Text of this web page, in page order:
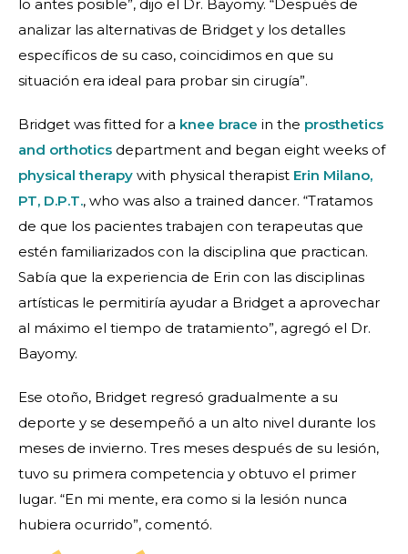
lo antes posible”, dijo el Dr. Bayomy. “Después de
analizar las alternativas de Bridget y los detalles
específicos de su caso, coincidimos en que su
situación era ideal para probar sin cirugía”.
Bridget was fitted for a knee brace in the prosthetics
and orthotics department and began eight weeks of
physical therapy with physical therapist Erin Milano,
PT, D.P.T., who was also a trained dancer. “Tratamos
de que los pacientes trabajen con terapeutas que
estén familiarizados con la disciplina que practican.
Sabía que la experiencia de Erin con las disciplinas
artísticas le permitiría ayudar a Bridget a aprovechar
al máximo el tiempo de tratamiento”, agregó el Dr.
Bayomy.
Ese otoño, Bridget regresó gradualmente a su
deporte y se desempeñó a un alto nivel durante los
meses de invierno. Tres meses después de su lesión,
tuvo su primera competencia y obtuvo el primer
lugar. “En mi mente, era como si la lesión nunca
hubiera ocurrido”, comentó.